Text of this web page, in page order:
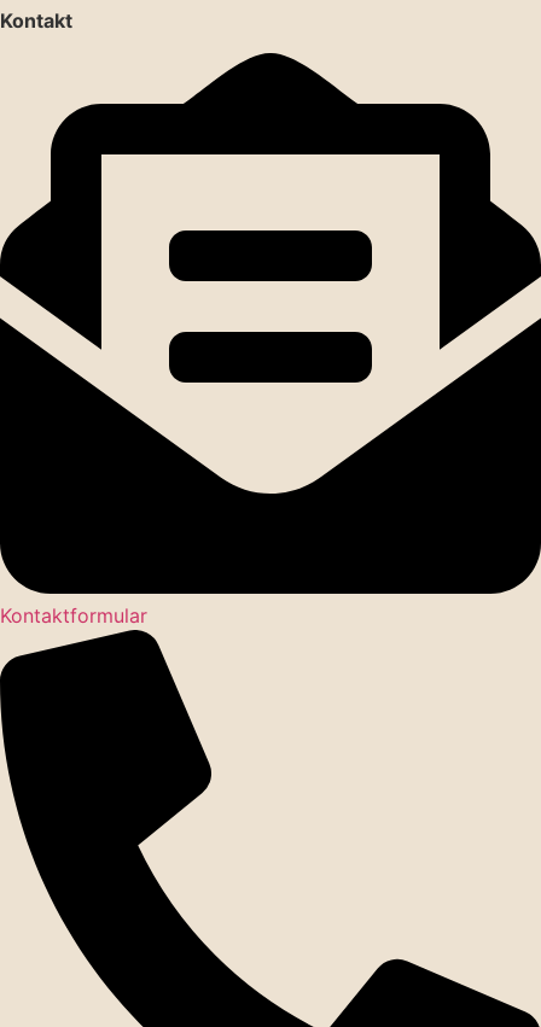
Kontakt
Kontaktformular